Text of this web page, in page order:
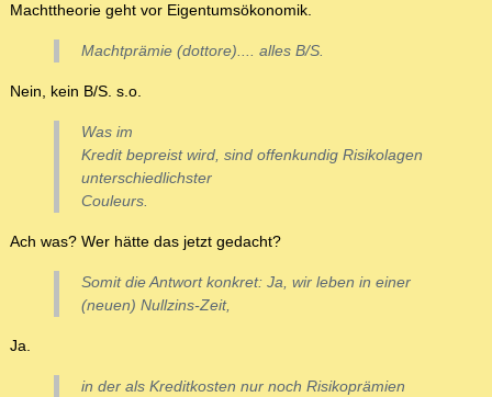
Machttheorie geht vor Eigentumsökonomik.
Machtprämie (dottore).... alles B/S.
Nein, kein B/S. s.o.
Was im
Kredit bepreist wird, sind offenkundig Risikolagen
unterschiedlichster
Couleurs.
Ach was? Wer hätte das jetzt gedacht?
Somit die Antwort konkret: Ja, wir leben in einer
(neuen) Nullzins-Zeit,
Ja.
in der als Kreditkosten nur noch Risikoprämien